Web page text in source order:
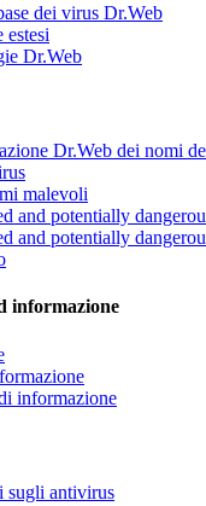
dei virus Dr.Web
estesi
Dr.Web
Dr.Web dei nomi
malevoli
and potentially
and potentially
informazione
informazione
sugli antivirus